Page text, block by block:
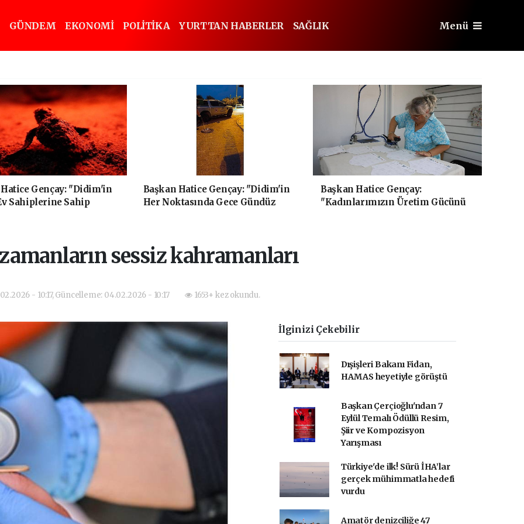
GÜNDEM EKONOMİ POLİTİKA YURTTAN HABERLER SAĞLIK Menü
Gençay: "Didim'in
Sahiplerine Sahip
Başkan Hatice Gençay: "Didim'in
Her Noktasında Gece Gündüz
Başkan Hatice Gençay:
"Kadınlarımızın Üretim Gücünü
sessiz kahramanları
- 10:17, Güncelleme: 04.02.2026 - 10:17 1653+ kez okundu.
İlginizi Çekebilir
Dışişleri Bakanı Fidan,
HAMAS heyetiyle görüştü
Başkan Çerçioğlu'ndan 7
Eylül Temalı Ödüllü Resim,
Şiir ve Kompozisyon
Yarışması
Türkiye'de ilk! Sürü İHA’lar
gerçek mühimmatla hedefi
vurdu
Amatör denizciliğe 47